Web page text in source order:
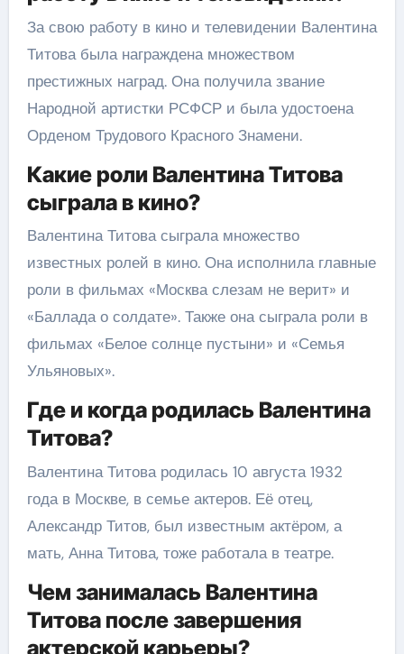
За свою работу в кино и телевидении Валентина
Титова была награждена множеством
престижных наград. Она получила звание
Народной артистки РСФСР и была удостоена
Орденом Трудового Красного Знамени.
Какие роли Валентина Титова
сыграла в кино?
Валентина Титова сыграла множество
известных ролей в кино. Она исполнила главные
роли в фильмах «Москва слезам не верит» и
«Баллада о солдате». Также она сыграла роли в
фильмах «Белое солнце пустыни» и «Семья
Ульяновых».
Где и когда родилась Валентина
Титова?
Валентина Титова родилась 10 августа 1932
года в Москве, в семье актеров. Её отец,
Александр Титов, был известным актёром, а
мать, Анна Титова, тоже работала в театре.
Чем занималась Валентина
Титова после завершения
актерской карьеры?